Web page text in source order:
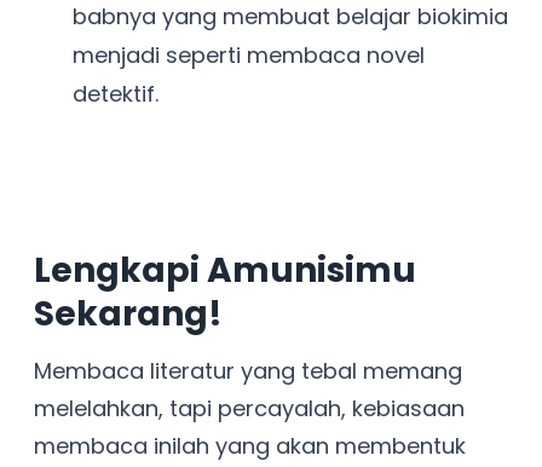
babnya yang membuat belajar biokimia
menjadi seperti membaca novel
detektif.
Lengkapi Amunisimu
Sekarang!
Membaca literatur yang tebal memang
melelahkan, tapi percayalah, kebiasaan
membaca inilah yang akan membentuk